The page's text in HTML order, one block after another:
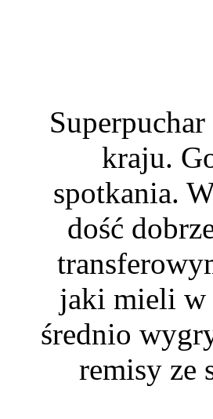
kraju.
spotkania.
dość
jaki mieli w
średnio
remisy ze